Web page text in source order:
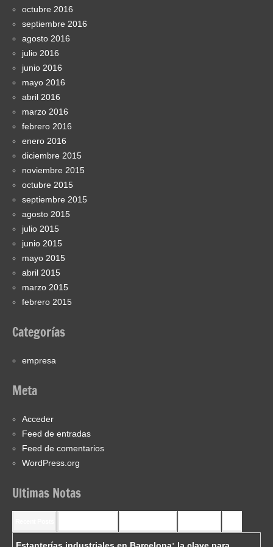
octubre 2016
septiembre 2016
agosto 2016
julio 2016
junio 2016
mayo 2016
abril 2016
marzo 2016
febrero 2016
enero 2016
diciembre 2015
noviembre 2015
octubre 2015
septiembre 2015
agosto 2015
julio 2015
junio 2015
mayo 2015
abril 2015
marzo 2015
febrero 2015
Categorías
empresa
Meta
Acceder
Feed de entradas
Feed de comentarios
WordPress.org
Ultimas Notas
Estanterías industriales en Barcelona: la clave para